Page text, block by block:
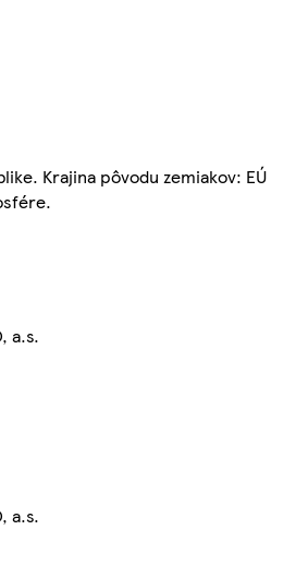
Krajina pôvodu zemiakov: EÚ
a.s.
a.s.